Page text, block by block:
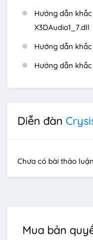
Hướng dẫn
X3DAudio1_7.dll
Hướng dẫn
Hướng dẫn
Diễn đàn
Chưa có bài thảo
Mua bản